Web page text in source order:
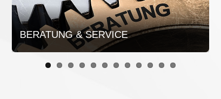
& SERVICE